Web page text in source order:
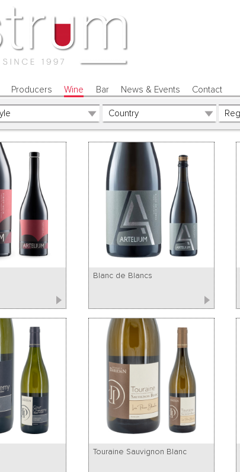
Producers Wine Bar News & Events Contact
Blanc de Blancs
Touraine Sauvignon Blanc